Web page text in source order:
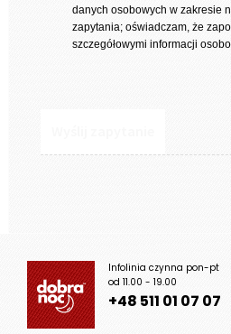
danych osobowych w zakresie
zapytania; oświadczam, że
szczegółowymi informacji
Infolinia czynna pon-pt
od 11.00 - 19.00
+48 511 01 07 07